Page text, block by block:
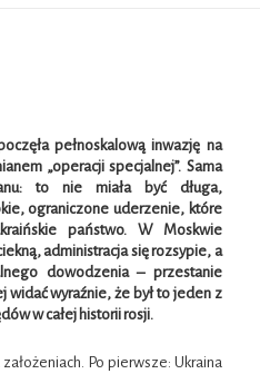
pełnoskalową inwazję na
„operacji specjalnej”. Sama
to nie miała być długa,
ograniczone uderzenie, które
państwo. W Moskwie
administracja się rozsypie, a
dowodzenia – przestanie
widać wyraźnie, że był to jeden z
w całej historii rosji.
Po pierwsze: Ukraina